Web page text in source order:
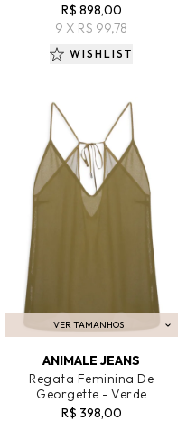
R$ 898,00
9 X R$ 99,78
WISHLIST
VER TAMANHOS
ADICIONAR AO CARRINHO
ANIMALE JEANS
Regata Feminina De
Georgette - Verde
R$ 398,00